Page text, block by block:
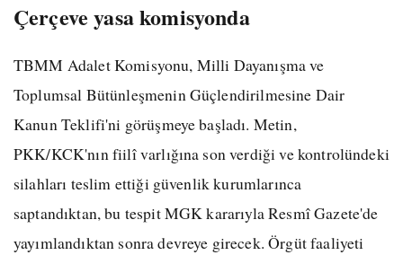
Çerçeve yasa komisyonda
TBMM Adalet Komisyonu, Milli Dayanışma ve
Toplumsal Bütünleşmenin Güçlendirilmesine Dair
Kanun Teklifi'ni görüşmeye başladı. Metin,
PKK/KCK'nın fiilî varlığına son verdiği ve kontrolündeki
silahları teslim ettiği güvenlik kurumlarınca
saptandıktan, bu tespit MGK kararıyla Resmî Gazete'de
yayımlandıktan sonra devreye girecek. Örgüt faaliyeti